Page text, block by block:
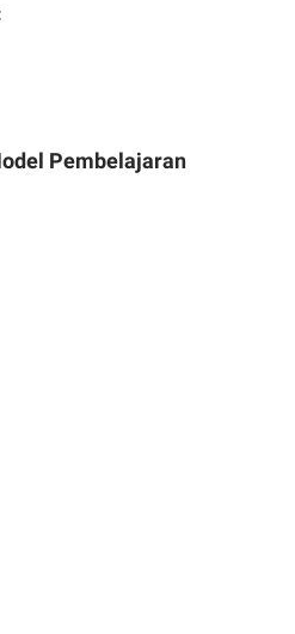
Pembelajaran